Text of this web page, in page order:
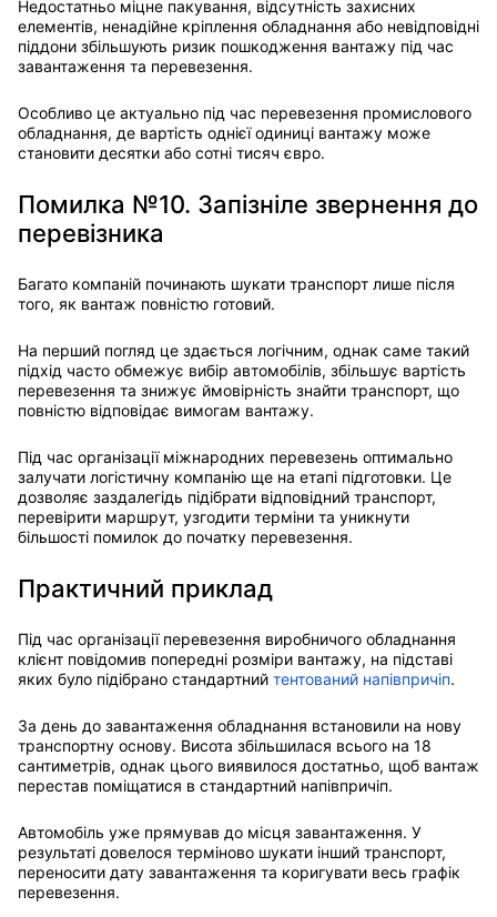
Недостатньо міцне пакування, відсутність захисних
елементів, ненадійне кріплення обладнання або невідповідні
піддони збільшують ризик пошкодження вантажу під час
завантаження та перевезення.
Особливо це актуально під час перевезення промислового
обладнання, де вартість однієї одиниці вантажу може
становити десятки або сотні тисяч євро.
Помилка №10. Запізніле звернення до
перевізника
Багато компаній починають шукати транспорт лише після
того, як вантаж повністю готовий.
На перший погляд це здається логічним, однак саме такий
підхід часто обмежує вибір автомобілів, збільшує вартість
перевезення та знижує ймовірність знайти транспорт, що
повністю відповідає вимогам вантажу.
Під час організації міжнародних перевезень оптимально
залучати логістичну компанію ще на етапі підготовки. Це
дозволяє заздалегідь підібрати відповідний транспорт,
перевірити маршрут, узгодити терміни та уникнути
більшості помилок до початку перевезення.
Практичний приклад
Під час організації перевезення виробничого обладнання
клієнт повідомив попередні розміри вантажу, на підставі
яких було підібрано стандартний тентований напівпричіп.
За день до завантаження обладнання встановили на нову
транспортну основу. Висота збільшилася всього на 18
сантиметрів, однак цього виявилося достатньо, щоб вантаж
перестав поміщатися в стандартний напівпричіп.
Автомобіль уже прямував до місця завантаження. У
результаті довелося терміново шукати інший транспорт,
переносити дату завантаження та коригувати весь графік
перевезення.